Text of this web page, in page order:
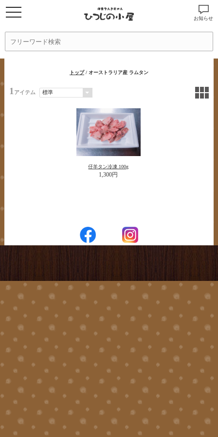
お知らせ
トップ/ オーストラリア産 ラムタン
1 アイテム
仔羊タン冷凍 100g
1,300円